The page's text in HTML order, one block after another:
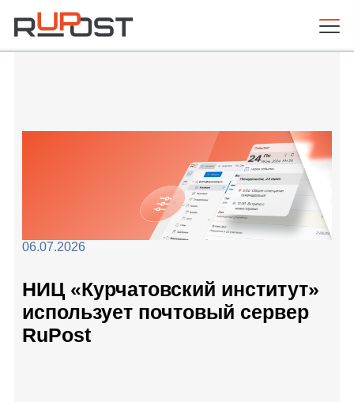
06.07.2026
НИЦ «Курчатовский институт»
использует почтовый сервер
RuPost